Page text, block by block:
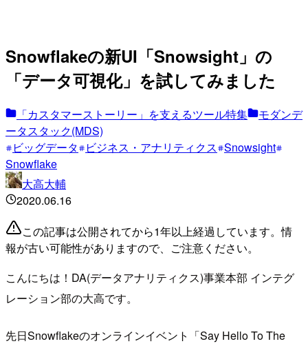
Snowflakeの新UI「Snowsight」の
「データ可視化」を試してみました
「カスタマーストーリー」を支えるツール特集
モダンデ
ータスタック(MDS)
ビッグデータ
ビジネス・アナリティクス Snowsight
Snowflake
大高大輔
2020.06.16
この記事は公開されてから1年以上経過しています。情
報が古い可能性がありますので、ご注意ください。
こんにちは！DA(データアナリティクス)事業本部 インテグ
レーション部の大高です。
先日Snowflakeのオンラインイベント「Say Hello To The